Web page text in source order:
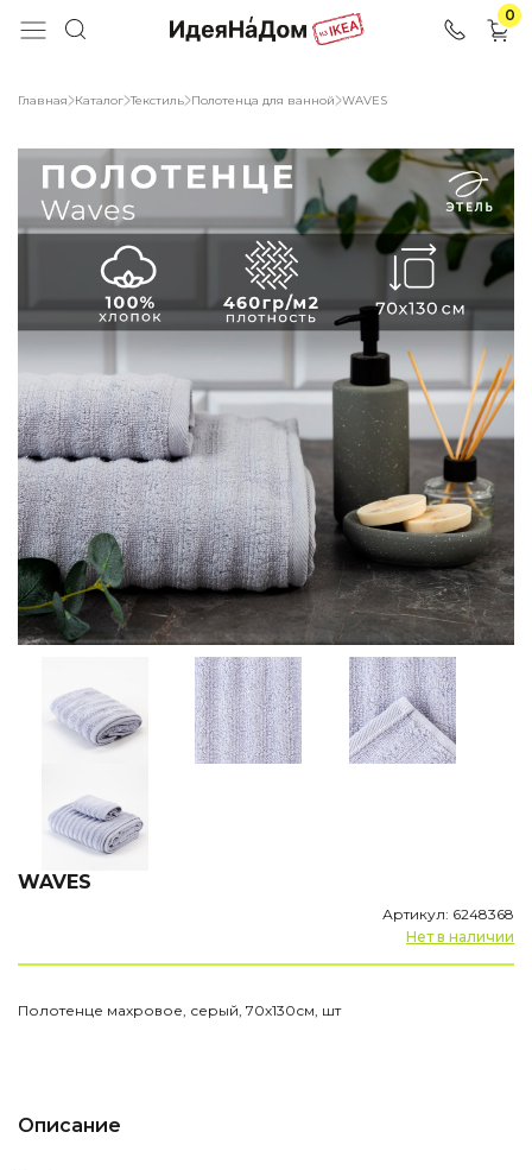
0
Главная Каталог Текстиль Полотенца для ванной WAVES
WAVES
Артикул: 6248368
Нет в наличии
Полотенце махровое, серый, 70х130см, шт
Описание